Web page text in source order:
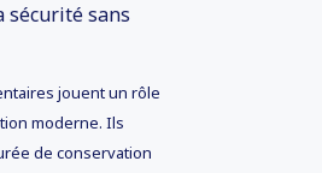
sécurité sans
jouent un rôle
moderne. Ils
de conservation